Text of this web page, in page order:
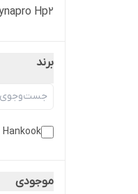
Hp2
برند
Hankook
موجودی